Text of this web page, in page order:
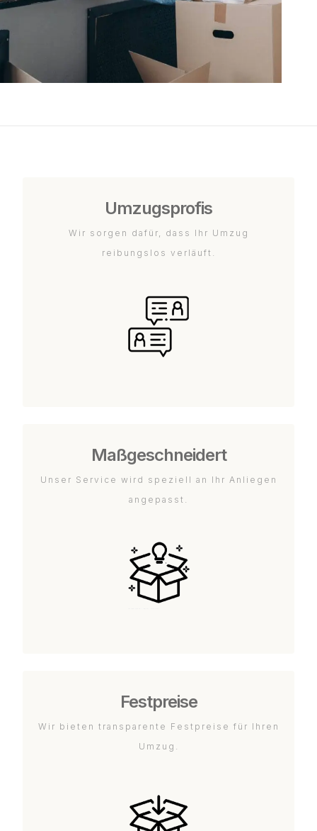
Umzugsprofis
Wir sorgen dafür, dass Ihr Umzug
reibungslos verläuft.
Maßgeschneidert
Unser Service wird speziell an Ihr Anliegen
angepasst.
Festpreise
Wir bieten transparente Festpreise für Ihren
Umzug.